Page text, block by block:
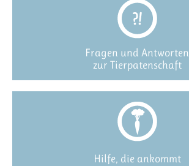
Fragen und Antworten
zur Tierpatenschaft
Hilfe, die ankommt